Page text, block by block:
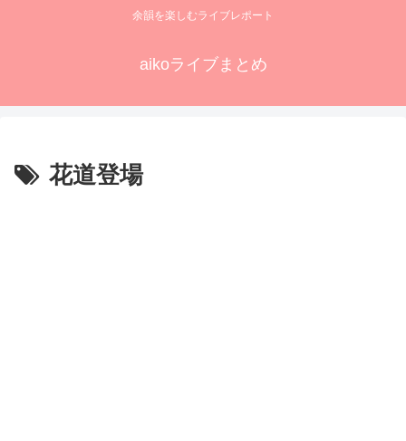
余韻を楽しむライブレポート
aikoライブまとめ
花道登場